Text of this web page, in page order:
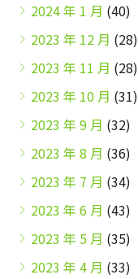
2024 年 1 月 (40)
2023 年 12 月 (28)
2023 年 11 月 (28)
2023 年 10 月 (31)
2023 年 9 月 (32)
2023 年 8 月 (36)
2023 年 7 月 (34)
2023 年 6 月 (43)
2023 年 5 月 (35)
2023 年 4 月 (33)